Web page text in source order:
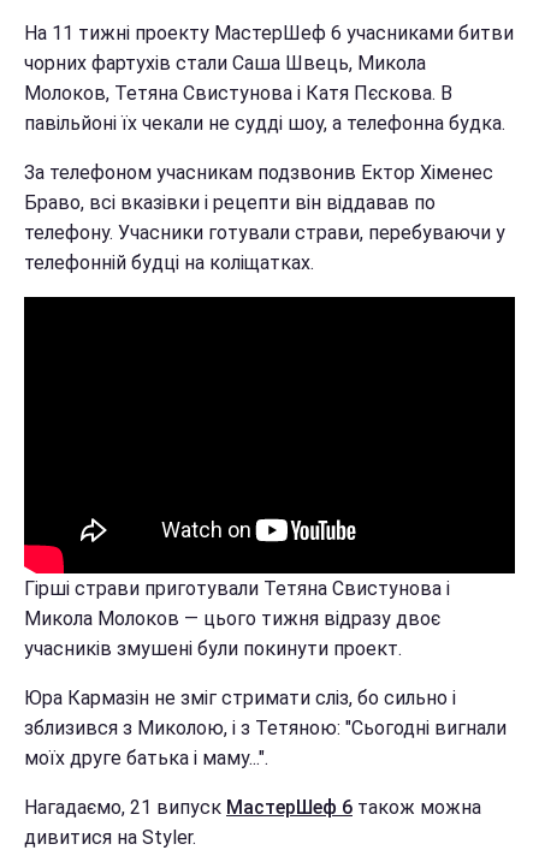
На 11 тижні проекту МастерШеф 6 учасниками битви
чорних фартухів стали Саша Швець, Микола
Молоков, Тетяна Свистунова і Катя Пєскова. В
павільйоні їх чекали не судді шоу, а телефонна будка.
За телефоном учасникам подзвонив Ектор Хіменес
Браво, всі вказівки і рецепти він віддавав по
телефону. Учасники готували страви, перебуваючи у
телефонній будці на коліщатках.
Гірші страви приготували Тетяна Свистунова і
Микола Молоков — цього тижня відразу двоє
учасників змушені були покинути проект.
Юра Кармазін не зміг стримати сліз, бо сильно і
зблизився з Миколою, і з Тетяною: "Сьогодні вигнали
моїх друге батька і маму...".
Нагадаємо, 21 випуск МастерШеф 6 також можна
дивитися на Styler.